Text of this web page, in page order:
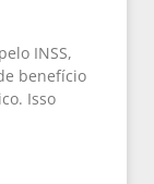
INSS,
benefício
Isso